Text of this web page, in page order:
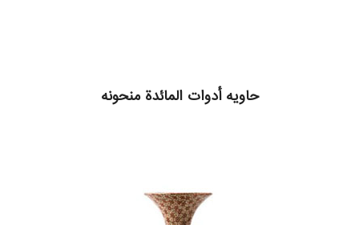
حاویه أدوات المائدة منحونه